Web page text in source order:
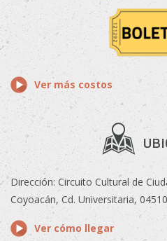
Ver más costos
Dirección: Circuito Cultural de
Coyoacán, Cd. Universitaria,
Ver cómo llegar